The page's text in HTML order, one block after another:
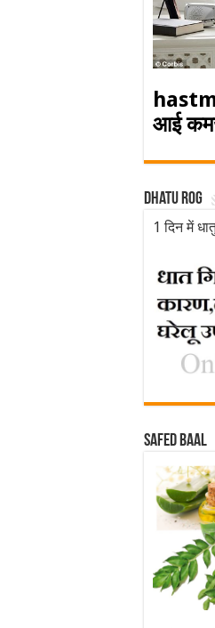
आई
Dhatu rog
1 दिन में
Safed baal